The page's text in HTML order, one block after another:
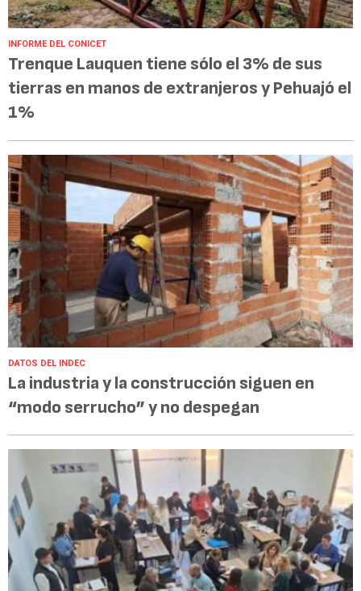
INFORME DEL CONICET
Trenque Lauquen tiene sólo el 3% de sus
tierras en manos de extranjeros y Pehuajó el
1%
DATOS DEL INDEC
La industria y la construcción siguen en
“modo serrucho” y no despegan